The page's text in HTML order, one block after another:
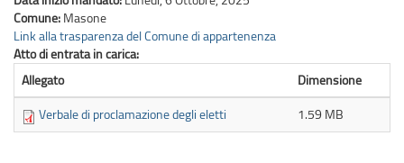
Comune: Masone
Link alla trasparenza del Comune di appartenenza
Atto di entrata in carica:
Allegato
Dimensione
Verbale di proclamazione degli eletti
1.59 MB